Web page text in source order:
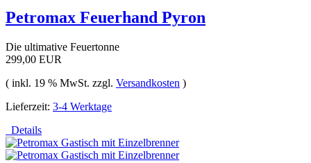
Petromax Feuerhand Pyron
Die ultimative Feuertonne
299,00 EUR
( inkl. 19 % MwSt. zzgl. Versandkosten )
Lieferzeit: 3-4 Werktage
Details